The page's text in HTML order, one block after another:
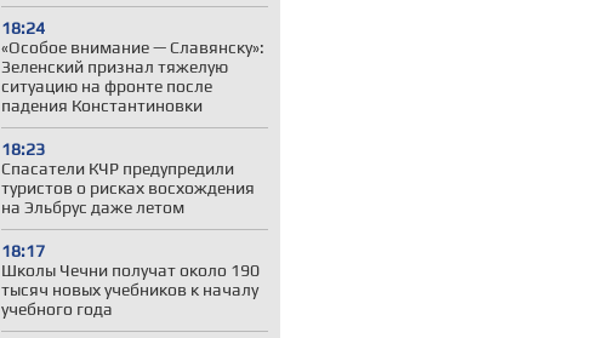
18:24
«Особое внимание — Славянску»:
Зеленский признал тяжелую
ситуацию на фронте после
падения Константиновки
18:23
Спасатели КЧР предупредили
туристов о рисках восхождения
на Эльбрус даже летом
18:17
Школы Чечни получат около 190
тысяч новых учебников к началу
учебного года